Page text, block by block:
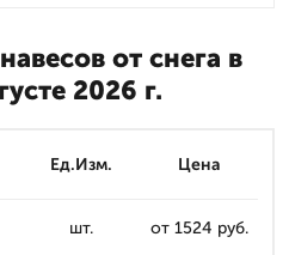
от снега в
2026 г.
Ед.Изм. Цена
шт. от 1524 руб.